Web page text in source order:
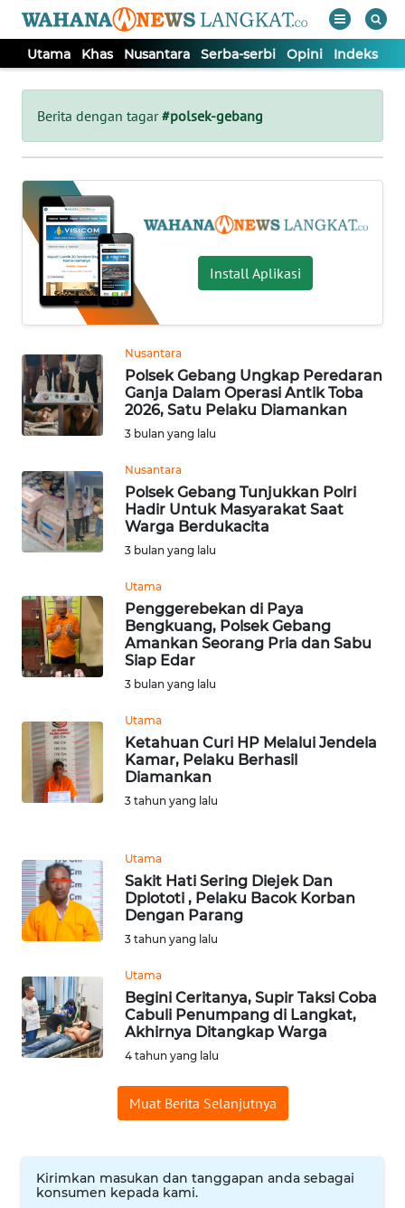
Utama Khas Nusantara Serba-serbi Opini Indeks
Berita dengan tagar#polsek-gebang
Install Aplikasi
Nusantara
Polsek Gebang Ungkap Peredaran
Ganja Dalam Operasi Antik Toba
2026, Satu Pelaku Diamankan
3 bulan yang lalu
Nusantara
Polsek Gebang Tunjukkan Polri
Hadir Untuk Masyarakat Saat
Warga Berdukacita
3 bulan yang lalu
Utama
Penggerebekan di Paya
Bengkuang, Polsek Gebang
Amankan Seorang Pria dan Sabu
Siap Edar
3 bulan yang lalu
Utama
Ketahuan Curi HP Melalui Jendela
Kamar, Pelaku Berhasil
Diamankan
3 tahun yang lalu
Utama
Sakit Hati Sering Diejek Dan
Dplototi , Pelaku Bacok Korban
Dengan Parang
3 tahun yang lalu
Utama
Begini Ceritanya, Supir Taksi Coba
Cabuli Penumpang di Langkat,
Akhirnya Ditangkap Warga
4 tahun yang lalu
Muat Berita Selanjutnya
Kirimkan masukan dan tanggapan anda sebagai
konsumen kepada kami.
Tutup
UTAMA
KHAS
NUSANTARA
SERBA-
SERBI
OPINI
Informasi
INDEKS
BERITA
KONTAK
KAMI
INFO
IKLAN
TENTANG
PEDOMAN
MEDIA
SIBER
KARIR
DISCLAIMER
News
Regional
WN
WN
JABAR